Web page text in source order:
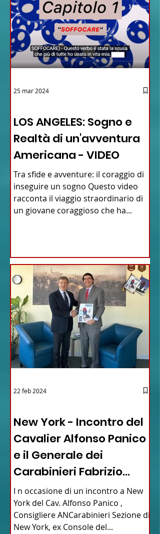
LOS ANGELES: Sogno e
Realtà di un'avventura
Americana - VIDEO
Tra sfide e avventure: il coraggio di
inseguire un sogno Questo video
racconta il viaggio straordinario di
un giovane coraggioso che ha...
25 mar 2024
New York - Incontro del
Cavalier Alfonso Panico
e il Generale dei
Carabinieri Fabrizio
Parrulli
I n occasione di un incontro a New
York del Cav. Alfonso Panico ,
Consigliere ANCarabinieri Sezione di
New York, ex Console del...
22 feb 2024